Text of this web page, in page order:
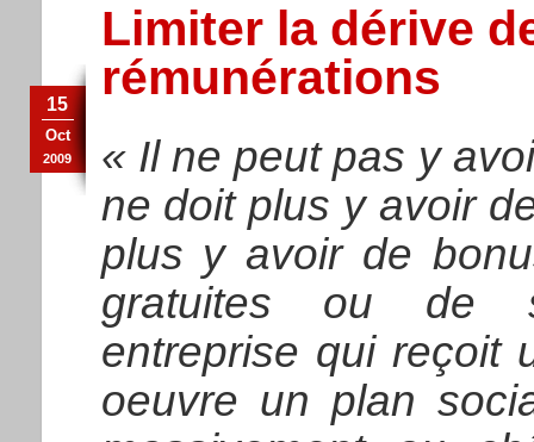
Limiter la dérive
rémunérations
15
Oct
2009
« Il ne peut pas y
ne doit plus y avoir
plus y avoir de
gratuites ou de
entreprise qui reçoit
oeuvre un plan